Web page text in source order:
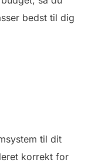
bedst til dig
til dit
korrekt for